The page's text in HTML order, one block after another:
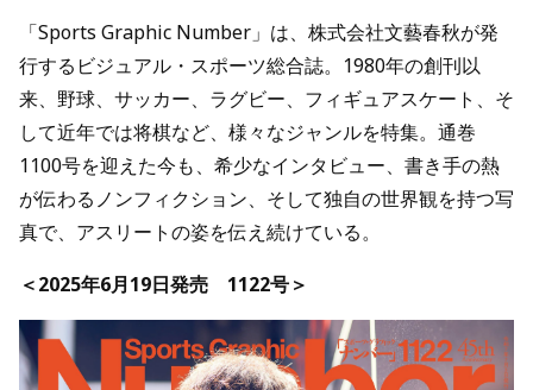
「Sports Graphic Number」は、株式会社文藝春秋が発
行するビジュアル・スポーツ総合誌。1980年の創刊以
来、野球、サッカー、ラグビー、フィギュアスケート、そ
して近年では将棋など、様々なジャンルを特集。通巻
1100号を迎えた今も、希少なインタビュー、書き手の熱
が伝わるノンフィクション、そして独自の世界観を持つ写
真で、アスリートの姿を伝え続けている。
＜2025年6月19日発売 1122号＞